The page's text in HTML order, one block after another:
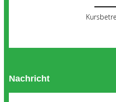
Nachricht